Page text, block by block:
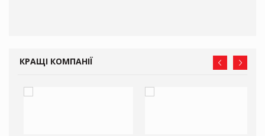
КРАЩІ КОМПАНІЇ